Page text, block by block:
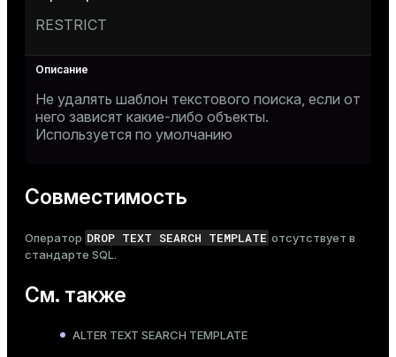
RESTRICT
Не удалять шаблон текстового поиска, если от
него зависят какие-либо объекты.
Используется по умолчанию
Совместимость
Оператор DROP TEXT SEARCH TEMPLATE отсутствует в
стандарте SQL.
См. также
ALTER TEXT SEARCH TEMPLATE